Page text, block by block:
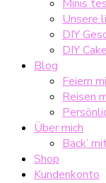
Minis
Unsere
DIY
DIY
Blog
Feiern
Reisen
Über mich
Back’
Shop
Kundenkonto